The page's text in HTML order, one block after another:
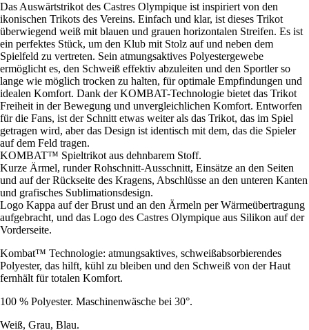
Das Auswärtstrikot des Castres Olympique ist inspiriert von den
ikonischen Trikots des Vereins. Einfach und klar, ist dieses Trikot
überwiegend weiß mit blauen und grauen horizontalen Streifen. Es ist
ein perfektes Stück, um den Klub mit Stolz auf und neben dem
Spielfeld zu vertreten. Sein atmungsaktives Polyestergewebe
ermöglicht es, den Schweiß effektiv abzuleiten und den Sportler so
lange wie möglich trocken zu halten, für optimale Empfindungen und
idealen Komfort. Dank der KOMBAT-Technologie bietet das Trikot
Freiheit in der Bewegung und unvergleichlichen Komfort. Entworfen
für die Fans, ist der Schnitt etwas weiter als das Trikot, das im Spiel
getragen wird, aber das Design ist identisch mit dem, das die Spieler
auf dem Feld tragen.
KOMBAT™ Spieltrikot aus dehnbarem Stoff.
Kurze Ärmel, runder Rohschnitt-Ausschnitt, Einsätze an den Seiten
und auf der Rückseite des Kragens, Abschlüsse an den unteren Kanten
und grafisches Sublimationsdesign.
Logo Kappa auf der Brust und an den Ärmeln per Wärmeübertragung
aufgebracht, und das Logo des Castres Olympique aus Silikon auf der
Vorderseite.
Kombat™ Technologie: atmungsaktives, schweißabsorbierendes
Polyester, das hilft, kühl zu bleiben und den Schweiß von der Haut
fernhält für totalen Komfort.
100 % Polyester. Maschinenwäsche bei 30°.
Weiß, Grau, Blau.